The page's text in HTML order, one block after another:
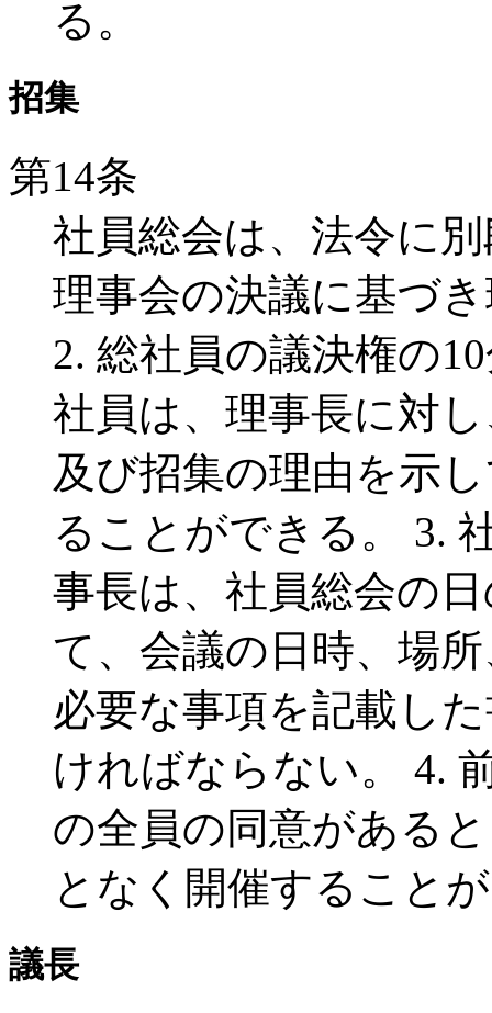
る。
招集
第14条
社員総会は、法令に
理事会の決議に基づ
2. 総社員の議決権の
社員は、理事長に対
及び招集の理由を示
ることができる。
3.
事長は、社員総会の
て、会議の日時、場
必要な事項を記載し
ければならない。
4.
の全員の同意がある
となく開催すること
議長